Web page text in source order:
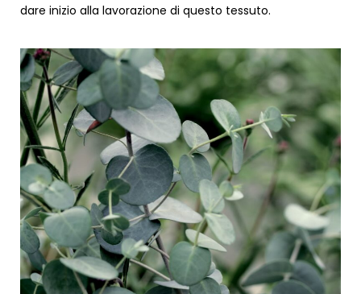
dare inizio alla lavorazione di questo tessuto.